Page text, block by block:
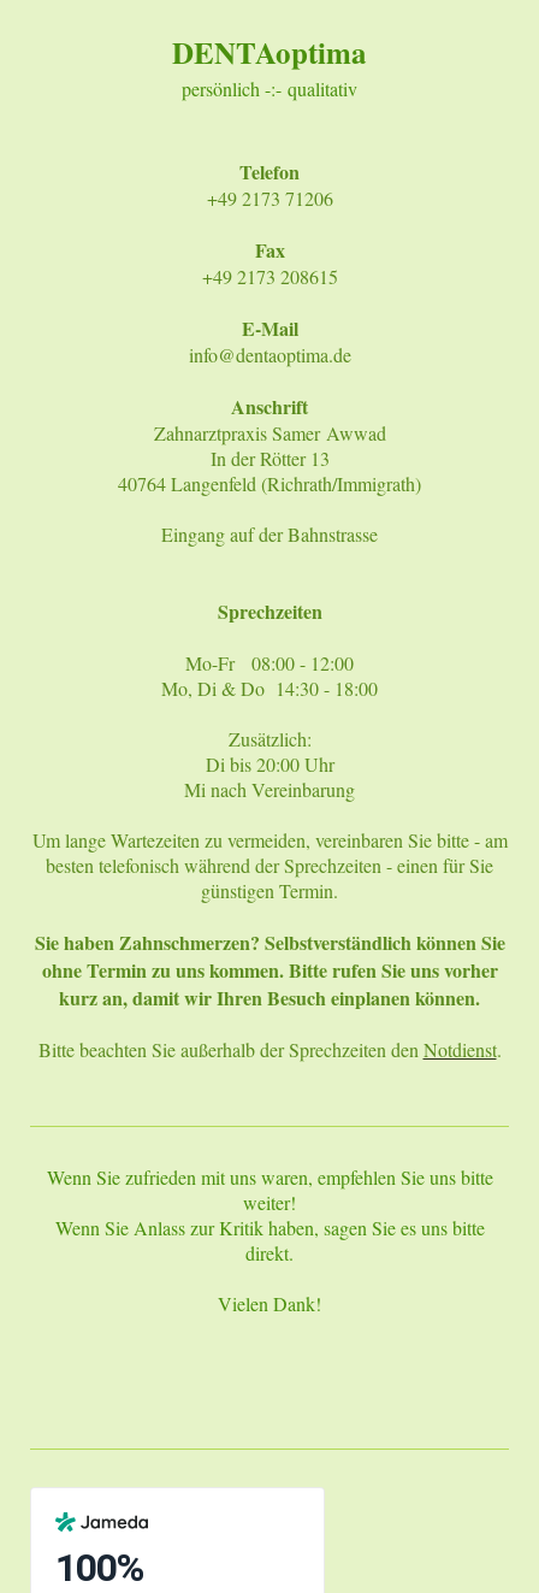
DENTAoptima
persönlich -:- qualitativ
Telefon
+49 2173 71206
Fax
+49 2173 208615
E-Mail
info@dentaoptima.de
Anschrift
Zahnarztpraxis Samer Awwad
In der Rötter 13
40764 Langenfeld (Richrath/Immigrath)
Eingang auf der Bahnstrasse
Sprechzeiten
Mo-Fr 08:00 - 12:00
Mo, Di & Do 14:30 - 18:00
Zusätzlich:
Di bis 20:00 Uhr
Mi nach Vereinbarung
Um lange Wartezeiten zu vermeiden, vereinbaren Sie bitte - am
besten telefonisch während der Sprechzeiten - einen für Sie
günstigen Termin.
Sie haben Zahnschmerzen? Selbstverständlich können Sie
ohne Termin zu uns kommen. Bitte rufen Sie uns vorher
kurz an, damit wir Ihren Besuch einplanen können.
Bitte beachten Sie außerhalb der Sprechzeiten den Notdienst.
Wenn Sie zufrieden mit uns waren, empfehlen Sie uns bitte
weiter!
Wenn Sie Anlass zur Kritik haben, sagen Sie es uns bitte
direkt.
Vielen Dank!